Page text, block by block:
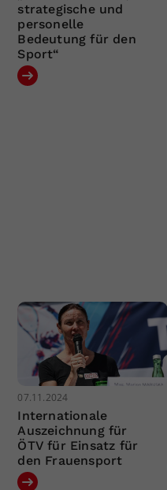
strategische und
personelle
Bedeutung für den
Sport“
07.11.2024
Internationale
Auszeichnung für
ÖTV für Einsatz für
den Frauensport